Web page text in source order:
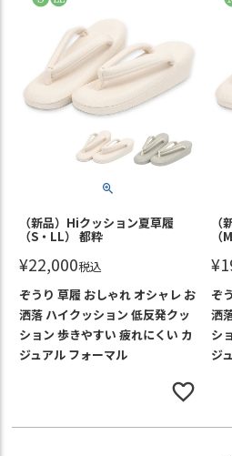
（新品）Hiクッション夏草履
（S・LL） 都粋
¥22,000税込
ぞうり 草履 おしゃれ オシャレ お
洒落 ハイクッション 低反発クッ
ション 歩きやすい 疲れにくい カ
ジュアル フォーマル
（
¥
ぞ
洒
シ
ジ